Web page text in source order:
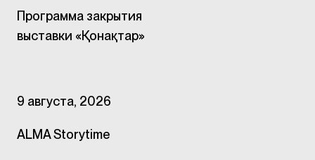
Программа закрытия
выставки «Қонақтар»
9 августа, 2026
ALMA Storytime